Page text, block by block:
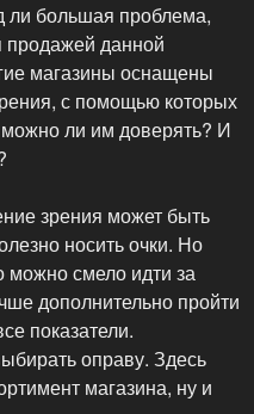
ли большая проблема,
данной
магазины оснащены
с помощью которых
ли им доверять? И
зрения может быть
носить очки. Но
можно смело идти за
дополнительно пройти
показатели.
оправу. Здесь
магазина, ну и